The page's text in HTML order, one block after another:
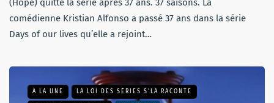
(Hope) quitte la série après 37 ans. 37 saisons. La
comédienne Kristian Alfonso a passé 37 ans dans la série
Days of our lives qu’elle a rejoint…
A LA UNE LA LOI DES SÉRIES S'LA RACONTE